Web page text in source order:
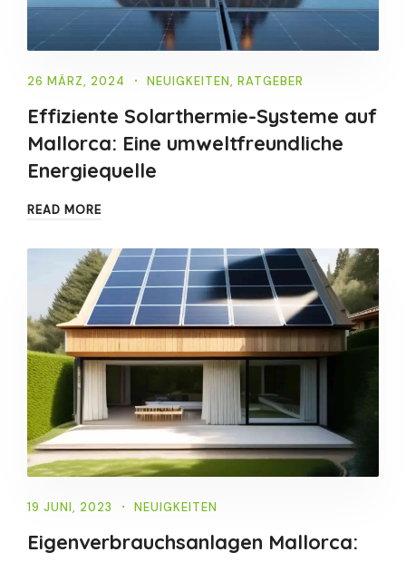
26 MÄRZ, 2024 NEUIGKEITEN, RATGEBER
Effiziente Solarthermie-Systeme auf
Mallorca: Eine umweltfreundliche
Energiequelle
READ MORE
19 JUNI, 2023 NEUIGKEITEN
Eigenverbrauchsanlagen Mallorca: